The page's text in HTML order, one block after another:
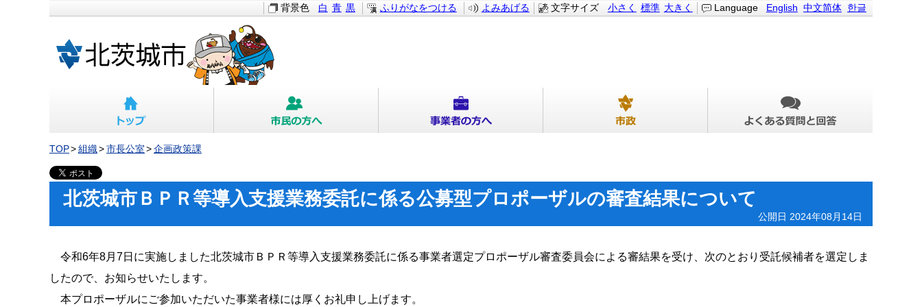
Language English 中文简体 한글
文字サイズ 小さく 標準 大きく
背景色 白 青 黒 ふりがなをつける よみあげる
TOP 組織 市長公室 企画政策課
北茨城市ＢＰＲ等導入支援業務委託に係る公募型プロポーザルの審査結果について
公開日 2024年08月14日
令和6年8月7日に実施しました北茨城市ＢＰＲ等導入支援業務委託に係る事業者選定プロポーザル審査委員会による審結果を受け、次のとおり受託候補者を選定しま
したので、お知らせいたします。
本プロポーザルにご参加いただいた事業者様には厚くお礼申し上げます。